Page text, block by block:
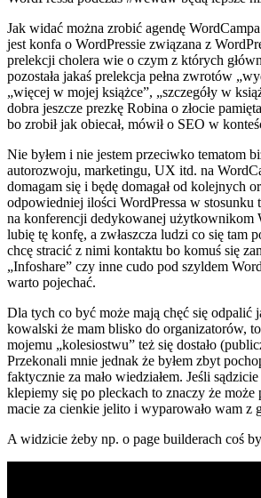
Jak widać można zrobić agendę
jest konfa o WordPressie związana z
prelekcji cholera wie o czym z których
pozostała jakaś prelekcja pełna zwrotów
„więcej w mojej książce”, „szczegóły w
dobra jeszcze prezkę Robina o złocie
bo zrobił jak obiecał, mówił o SEO w
Nie byłem i nie jestem przeciwko tematom
autorozwoju, marketingu, UX itd. na
domagam się i będę domagał od kolejnych
odpowiedniej ilości WordPressa w stosunku
na konferencji dedykowanej użytkownikom
lubię tę konfę, a zwłaszcza ludzi co się tam
chcę stracić z nimi kontaktu bo komuś się
„Infoshare” czy inne cudo pod szyldem
warto pojechać.
Dla tych co być może mają chęć się odpalić
kowalski że mam blisko do organizatorów,
mojemu „kolesiostwu” też się dostało
Przekonali mnie jednak że byłem zbyt
faktycznie za mało wiedziałem. Jeśli
klepiemy się po pleckach to znaczy że może
macie za cienkie jelito i wyparowało wam z
A widzicie żeby np. o page builderach coś